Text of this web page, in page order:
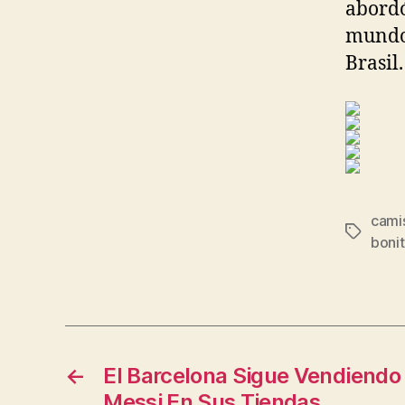
Brasil.
←
El Barcelona Sigue